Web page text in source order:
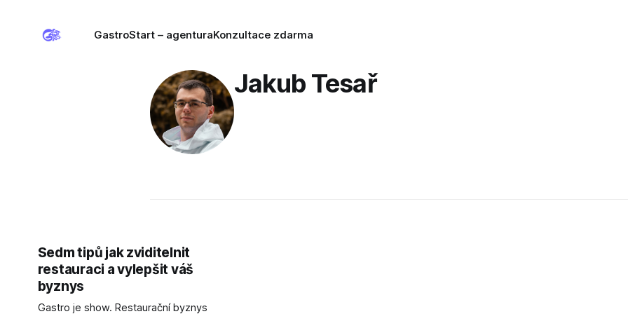
GastroStart – agenturaKonzultace zdarma
Jakub Tesař
Sedm tipů jak zviditelnit
restauraci a vylepšit váš
byznys
Gastro je show. Restaurační byznys